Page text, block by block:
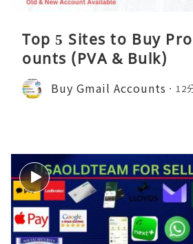
Top 5 Sites to Buy
ounts (PVA & Bulk)
Buy Gmail Accounts 12